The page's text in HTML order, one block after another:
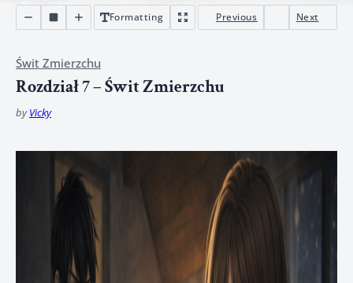
Formatting Previous Next
Świt Zmierzchu
Rozdział 7 – Świt Zmierzchu
byVicky